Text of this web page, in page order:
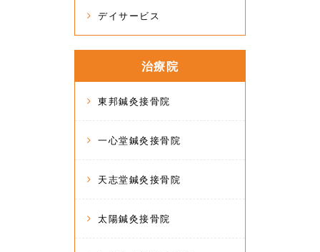
デイサービス
治療院
東邦鍼灸接骨院
一心堂鍼灸接骨院
天志堂鍼灸接骨院
太陽鍼灸接骨院